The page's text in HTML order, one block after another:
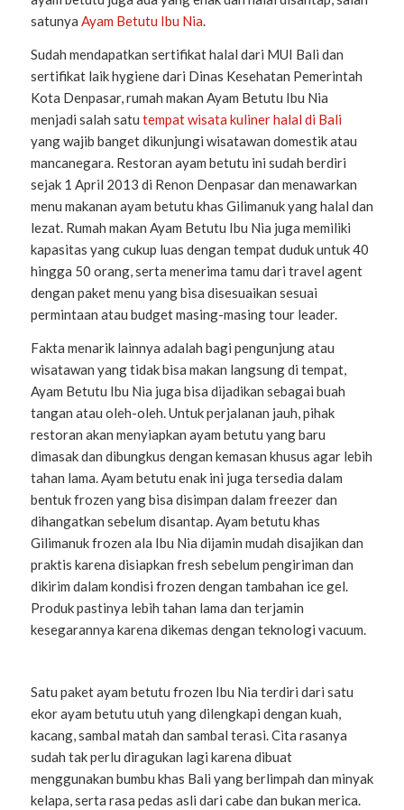
satunya Ayam Betutu Ibu Nia.
Sudah mendapatkan sertifikat halal dari MUI Bali dan
sertifikat laik hygiene dari Dinas Kesehatan Pemerintah
Kota Denpasar, rumah makan Ayam Betutu Ibu Nia
menjadi salah satu tempat wisata kuliner halal di Bali
yang wajib banget dikunjungi wisatawan domestik atau
mancanegara. Restoran ayam betutu ini sudah berdiri
sejak 1 April 2013 di Renon Denpasar dan menawarkan
menu makanan ayam betutu khas Gilimanuk yang halal dan
lezat. Rumah makan Ayam Betutu Ibu Nia juga memiliki
kapasitas yang cukup luas dengan tempat duduk untuk 40
hingga 50 orang, serta menerima tamu dari travel agent
dengan paket menu yang bisa disesuaikan sesuai
permintaan atau budget masing-masing tour leader.
Fakta menarik lainnya adalah bagi pengunjung atau
wisatawan yang tidak bisa makan langsung di tempat,
Ayam Betutu Ibu Nia juga bisa dijadikan sebagai buah
tangan atau oleh-oleh. Untuk perjalanan jauh, pihak
restoran akan menyiapkan ayam betutu yang baru
dimasak dan dibungkus dengan kemasan khusus agar lebih
tahan lama. Ayam betutu enak ini juga tersedia dalam
bentuk frozen yang bisa disimpan dalam freezer dan
dihangatkan sebelum disantap. Ayam betutu khas
Gilimanuk frozen ala Ibu Nia dijamin mudah disajikan dan
praktis karena disiapkan fresh sebelum pengiriman dan
dikirim dalam kondisi frozen dengan tambahan ice gel.
Produk pastinya lebih tahan lama dan terjamin
kesegarannya karena dikemas dengan teknologi vacuum.
Satu paket ayam betutu frozen Ibu Nia terdiri dari satu
ekor ayam betutu utuh yang dilengkapi dengan kuah,
kacang, sambal matah dan sambal terasi. Cita rasanya
sudah tak perlu diragukan lagi karena dibuat
menggunakan bumbu khas Bali yang berlimpah dan minyak
kelapa, serta rasa pedas asli dari cabe dan bukan merica.